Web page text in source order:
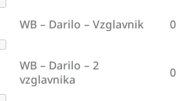
WB – Darilo – Vzglavnik 0
WB – Darilo – 2
vzglavnika
0